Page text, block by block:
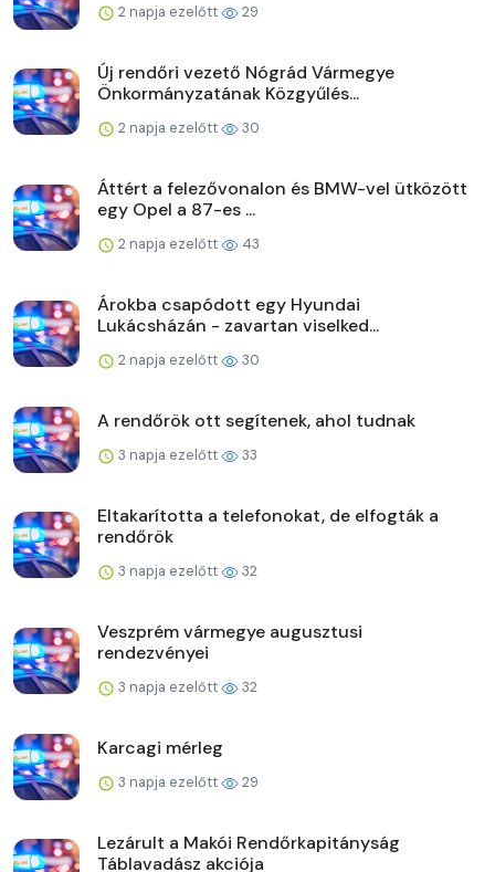
2 napja ezelőtt 29
Új rendőri vezető Nógrád Vármegye
Önkormányzatának Közgyűlés...
2 napja ezelőtt 30
Áttért a felezővonalon és BMW-vel ütközött
egy Opel a 87-es ...
2 napja ezelőtt 43
Árokba csapódott egy Hyundai
Lukácsházán - zavartan viselked...
2 napja ezelőtt 30
A rendőrök ott segítenek, ahol tudnak
3 napja ezelőtt 33
Eltakarította a telefonokat, de elfogták a
rendőrök
3 napja ezelőtt 32
Veszprém vármegye augusztusi
rendezvényei
3 napja ezelőtt 32
Karcagi mérleg
3 napja ezelőtt 29
Lezárult a Makói Rendőrkapitányság
Táblavadász akciója